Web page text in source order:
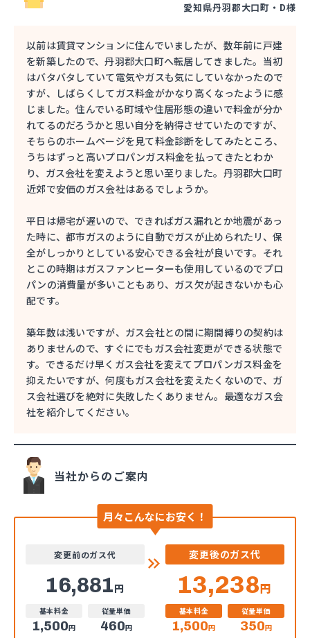
愛知県丹羽郡大口町・D様
以前は賃貸マンションに住んでいましたが、数年前に戸建
を新築したので、丹羽郡大口町へ転居してきました。当初
はバタバタしていて電気やガスも気にしていなかったので
すが、しばらくしてガス料金がかなり高くなったように感
じました。住んでいる町域や住居形態の違いで料金が分か
れてるのだろうかと思い自分を納得させていたのですが、
そちらのホームページを見て料金診断をしてみたところ、
うちはずっと高いプロパンガス料金を払ってきたとわか
り、ガス会社を変えようと思い至りました。丹羽郡大口町
近郊で安価のガス会社はあるでしょうか。
平日は帰宅が遅いので、できればガス漏れとか地震があっ
た時に、都市ガスのように自動でガスが止められたリ、保
全がしっかりとしている安心できる会社が良いです。それ
とこの時期はガスファンヒーターも使用しているのでプロ
パンの消費量が多いこともあり、ガス欠が起きないかも心
配です。
築年数は浅いですが、ガス会社との間に期間縛りの契約は
ありませんので、すぐにでもガス会社変更ができる状態で
す。できるだけ早くガス会社を変えてプロパンガス料金を
抑えたいですが、何度もガス会社を変えたくないので、ガ
ス会社選びを絶対に失敗したくありません。最適なガス会
社を紹介してください。
当社からのご案内
月々こんなにお安く！
変更前のガス代
16,881円
変更後のガス代
13,238円
基本料金
1,500円
従量単価
460円
基本料金
1,500円
従量単価
350円